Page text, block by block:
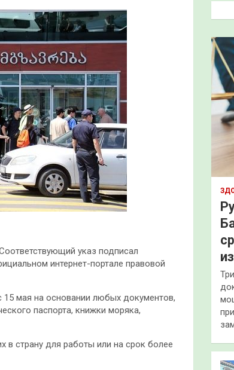
указ подписал
интернет-портале правовой
15 мая на основании любых документов,
паспорта, книжки моряка,
страну для работы или на срок более
к